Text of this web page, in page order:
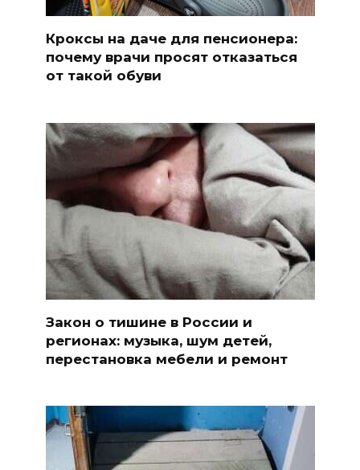
Кроксы на даче для пенсионера:
почему врачи просят отказаться
от такой обуви
Закон о тишине в России и
регионах: музыка, шум детей,
перестановка мебели и ремонт